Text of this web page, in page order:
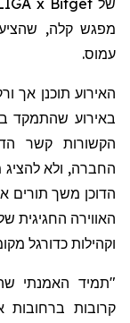
מפגש קלה,
עמוס.
באירוע שהתמקד
הקשורות קשר
החברה, ולא
הדוכן משך תורים
האווירה החגיגית
וקהילות כדורגל
"תמיד האמנתי
קרובות